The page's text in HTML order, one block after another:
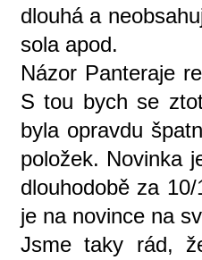
dlouhá a
sola apod.
Názor Panteraje
S tou bych se
byla opravdu
položek. Novinka
dlouhodobě za
je na novince na
Jsme taky rád,